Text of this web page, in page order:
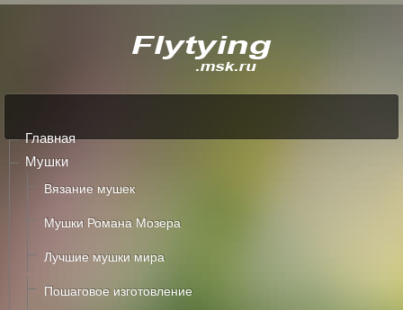
Главная
Мушки
Вязание мушек
Мушки Романа Мозера
Лучшие мушки мира
Пошаговое изготовление